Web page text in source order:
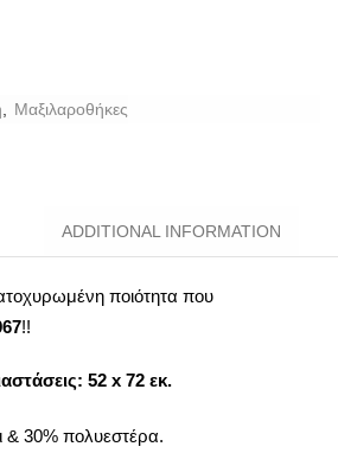
, Μαξιλαροθήκες
ADDITIONAL INFORMATION
ποιότητα που
!!
52 x 72 εκ.
& 30% πολυεστέρα.